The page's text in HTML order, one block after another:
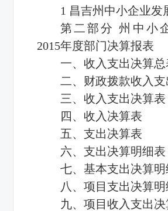
1 昌吉州中小企业发
第二部分 州中小
2015年度部门决算报表
一、收入支出决算总
二、财政拨款收入
三、收入支出决算表
四、收入决算表
五、支出决算表
六、支出决算明细表
七、基本支出决算明
八、项目支出决算
九、项目收入支出决